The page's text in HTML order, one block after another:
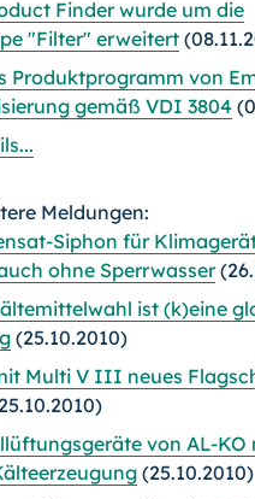
Finder wurde um die
"Filter" erweitert
Produktprogramm von
gemäß VDI 3804
Meldungen:
Siphon für
ohne Sperrwasser
ist (k)eine
(25.10.2010)
Multi V III neues
von AL-KO
(25.10.2010)